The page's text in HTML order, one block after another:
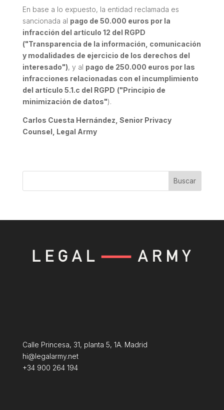
En base a lo expuesto, la entidad reclamada es
sancionada al pago de 50.000 euros por la
infracción del artículo 12 del RGPD
("Transparencia de la información, comunicación
y modalidades de ejercicio de los derechos del
interesado"), y al pago de 250.000 euros por las
infracciones relacionadas con el incumplimiento
del artículo 5.1.c del RGPD ("Principio de
minimización de datos").
Carlos Cuesta Hernández, Senior Privacy
Counsel, Legal Army
Buscar
Calle Princesa, 31, planta 5, 1A. Madrid
hi@legalarmy.net
+34 900 264 194